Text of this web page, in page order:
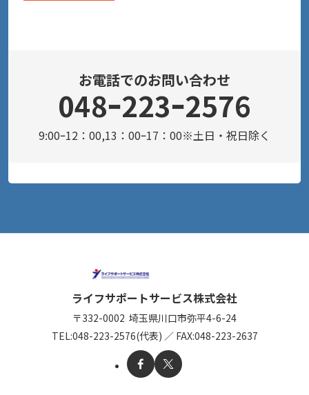
お電話でのお問い合わせ
048ｰ223ｰ2576
9:00ｰ12：00,13：00ｰ17：00※土日・祝日除く
ライフサポートサービス株式会社
〒332-0002 埼玉県川口市弥平4-6-24
TEL:048-223-2576(代表) ／ FAX:048-223-2637